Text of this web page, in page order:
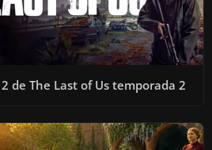
de The Last of Us temporada 2